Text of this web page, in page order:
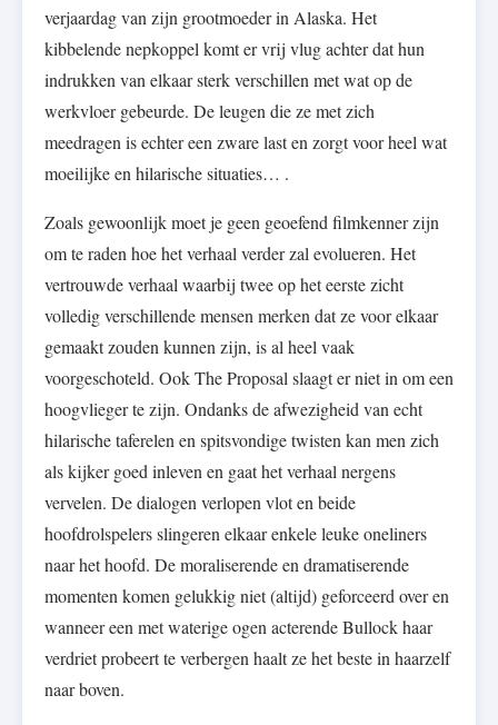
verjaardag van zijn grootmoeder in Alaska. Het
kibbelende nepkoppel komt er vrij vlug achter dat hun
indrukken van elkaar sterk verschillen met wat op de
werkvloer gebeurde. De leugen die ze met zich
meedragen is echter een zware last en zorgt voor heel wat
moeilijke en hilarische situaties… .
Zoals gewoonlijk moet je geen geoefend filmkenner zijn
om te raden hoe het verhaal verder zal evolueren. Het
vertrouwde verhaal waarbij twee op het eerste zicht
volledig verschillende mensen merken dat ze voor elkaar
gemaakt zouden kunnen zijn, is al heel vaak
voorgeschoteld. Ook The Proposal slaagt er niet in om een
hoogvlieger te zijn. Ondanks de afwezigheid van echt
hilarische taferelen en spitsvondige twisten kan men zich
als kijker goed inleven en gaat het verhaal nergens
vervelen. De dialogen verlopen vlot en beide
hoofdrolspelers slingeren elkaar enkele leuke oneliners
naar het hoofd. De moraliserende en dramatiserende
momenten komen gelukkig niet (altijd) geforceerd over en
wanneer een met waterige ogen acterende Bullock haar
verdriet probeert te verbergen haalt ze het beste in haarzelf
naar boven.